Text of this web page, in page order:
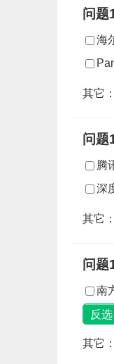
问题
海
其它：
问题
腾
深
其它：
问题
南
其它：